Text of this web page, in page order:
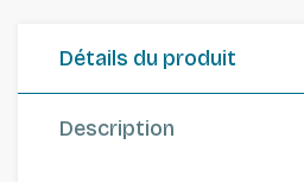
Détails du produit
Description